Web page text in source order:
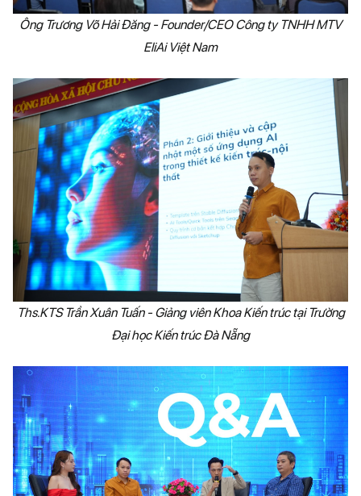
Ông Trương Võ Hải Đăng - Founder/CEO Công ty TNHH MTV
EliAi Việt Nam
Ths.KTS Trần Xuân Tuấn - Giảng viên Khoa Kiến trúc tại Trường
Đại học Kiến trúc Đà Nẵng